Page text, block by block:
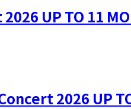
UP TO 11
2026 UP